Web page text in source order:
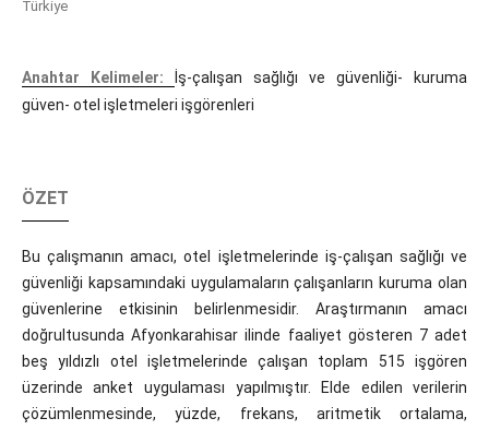
Türkiye
Anahtar Kelimeler:
İş-çalışan sağlığı ve güvenliği- kuruma
güven- otel işletmeleri işgörenleri
ÖZET
Bu çalışmanın amacı, otel işletmelerinde iş-çalışan sağlığı ve
güvenliği kapsamındaki uygulamaların çalışanların kuruma olan
güvenlerine etkisinin belirlenmesidir. Araştırmanın amacı
doğrultusunda Afyonkarahisar ilinde faaliyet gösteren 7 adet
beş yıldızlı otel işletmelerinde çalışan toplam 515 işgören
üzerinde anket uygulaması yapılmıştır. Elde edilen verilerin
çözümlenmesinde, yüzde, frekans, aritmetik ortalama,